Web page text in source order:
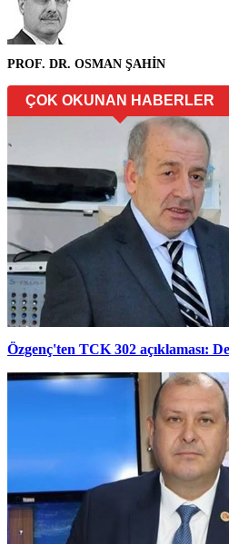
PROF. DR. OSMAN ŞAHİN
ÇOK OKUNAN HABERLER
Özgenç'ten TCK 302 açıklaması: